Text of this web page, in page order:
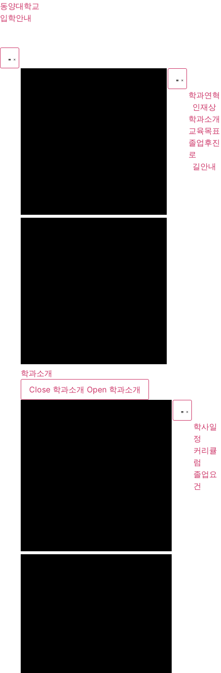
콘
텐
너
동양대학교
입학안내
학과소개
Close 학과소개 Open 학과소개
학과연혁
인재상
학과소개
교육목표
졸업후진
로
길안내
학사일
정
커리큘
럼
졸업요
건